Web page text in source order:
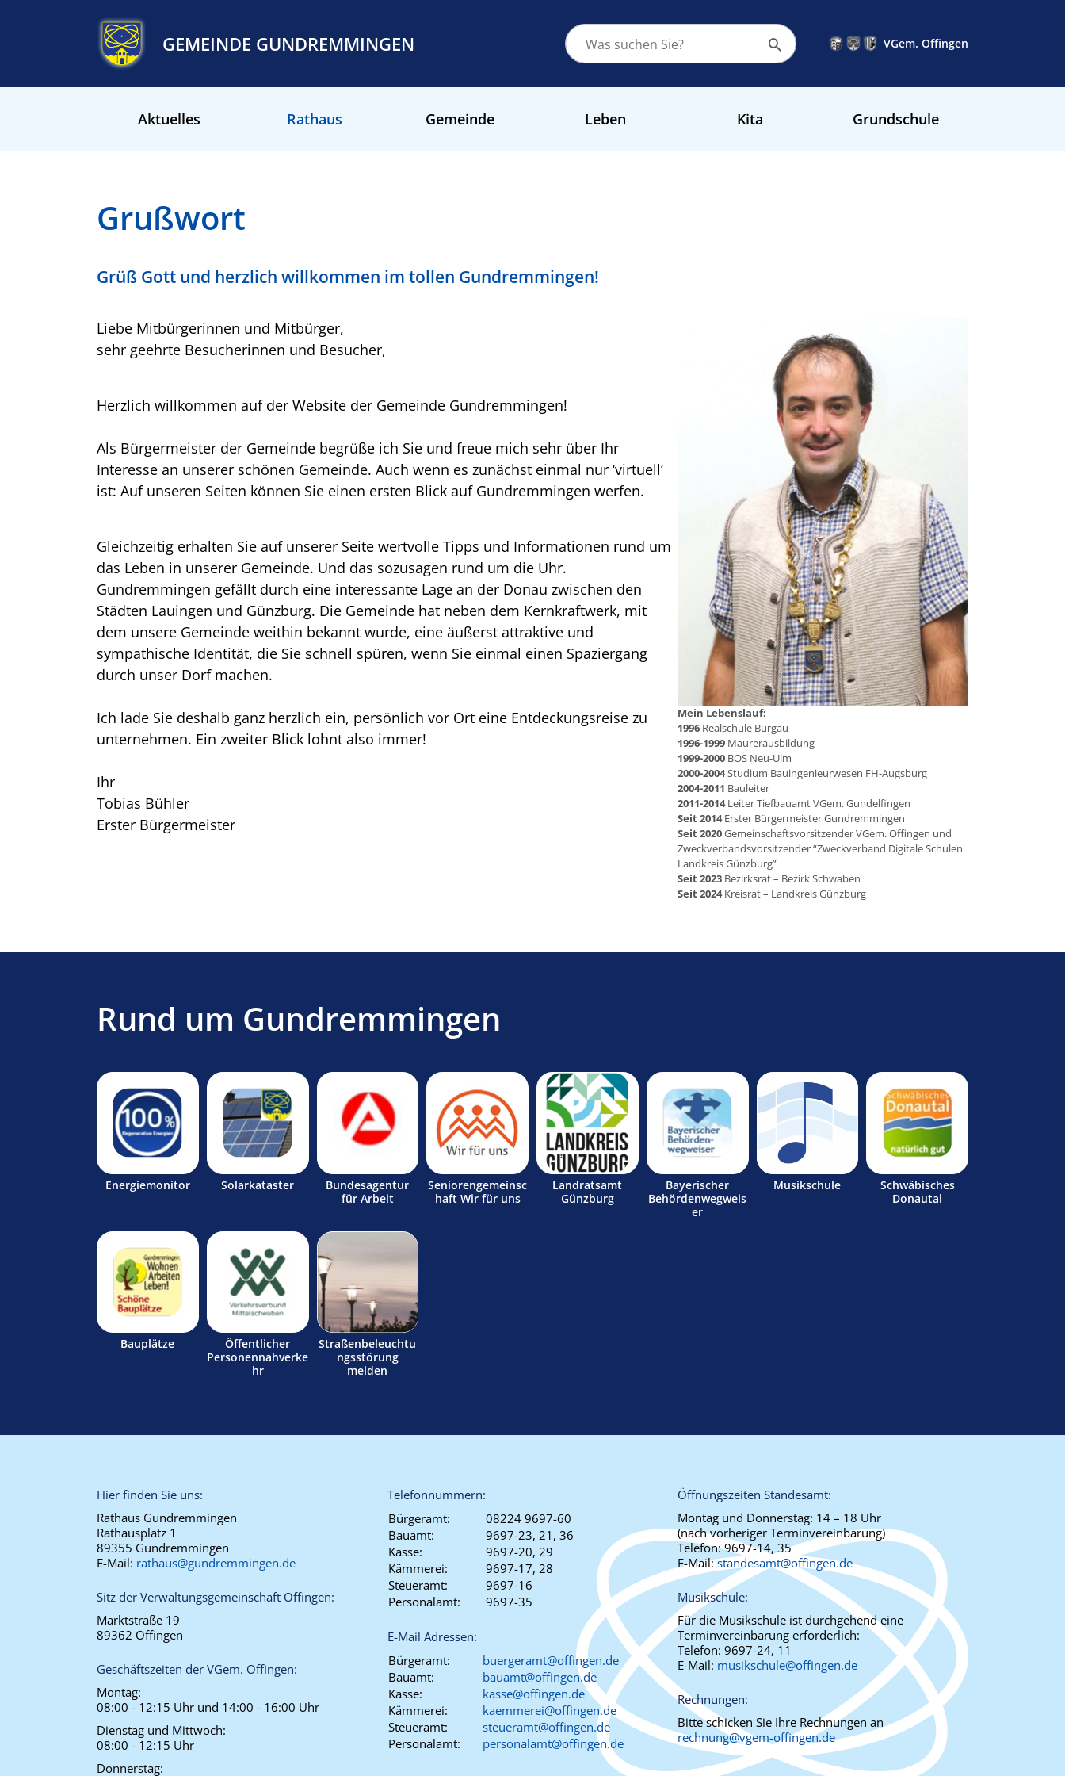
GEMEINDE GUNDREMMINGEN VGem. Offingen
Aktuelles Rathaus Gemeinde Leben Kita Grundschule
Grußwort
Grüß Gott und herzlich willkommen im tollen Gundremmingen!
Liebe Mitbürgerinnen und Mitbürger,
sehr geehrte Besucherinnen und Besucher,
Herzlich willkommen auf der Website der Gemeinde Gundremmingen!
Als Bürgermeister der Gemeinde begrüße ich Sie und freue mich sehr über Ihr
Interesse an unserer schönen Gemeinde. Auch wenn es zunächst einmal nur ‘virtuell’
ist: Auf unseren Seiten können Sie einen ersten Blick auf Gundremmingen werfen.
Gleichzeitig erhalten Sie auf unserer Seite wertvolle Tipps und Informationen rund um
das Leben in unserer Gemeinde. Und das sozusagen rund um die Uhr.
Gundremmingen gefällt durch eine interessante Lage an der Donau zwischen den
Städten Lauingen und Günzburg. Die Gemeinde hat neben dem Kernkraftwerk, mit
dem unsere Gemeinde weithin bekannt wurde, eine äußerst attraktive und
sympathische Identität, die Sie schnell spüren, wenn Sie einmal einen Spaziergang
durch unser Dorf machen.
Ich lade Sie deshalb ganz herzlich ein, persönlich vor Ort eine Entdeckungsreise zu
unternehmen. Ein zweiter Blick lohnt also immer!
Ihr
Tobias Bühler
Erster Bürgermeister
Mein Lebenslauf:
1996 Realschule Burgau
1996-1999 Maurerausbildung
1999-2000 BOS Neu-Ulm
2000-2004Studium Bauingenieurwesen FH-Augsburg
2004-2011 Bauleiter
2011-2014Leiter Tiefbauamt VGem. Gundelfingen
Seit 2014Erster Bürgermeister Gundremmingen
Seit 2020Gemeinschaftsvorsitzender VGem. Offingen und
Zweckverbandsvorsitzender “Zweckverband Digitale Schulen
Landkreis Günzburg”
Seit 2023 Bezirksrat – Bezirk Schwaben
Seit 2024Kreisrat – Landkreis Günzburg
Rund um Gundremmingen
Energiemonitor Solarkataster
Bundesagentur
für Arbeit
Seniorengemeinsc
haft Wir für uns
Landratsamt
Günzburg
Bayerischer
Behördenwegweis
er
Musikschule
Schwäbisches
Donautal
Bauplätze
Öffentlicher
Personennahverke
hr
Straßenbeleuchtu
ngsstörung
melden
Hier finden Sie uns:
Rathaus Gundremmingen
Rathausplatz 1
89355 Gundremmingen
E-Mail: rathaus@gundremmingen.de
Sitz der Verwaltungsgemeinschaft Offingen:
Marktstraße 19
89362 Offingen
Geschäftszeiten der VGem. Offingen:
Montag:
08:00 - 12:15 Uhr und 14:00 - 16:00 Uhr
Dienstag und Mittwoch:
08:00 - 12:15 Uhr
Donnerstag:
Telefonnummern:
Bürgeramt:
08224 9697-60
Bauamt:
9697-23, 21, 36
Kasse:
9697-20, 29
Kämmerei:
9697-17, 28
Steueramt:
9697-16
Personalamt:
9697-35
E-Mail Adressen:
Bürgeramt:
buergeramt@offingen.de
Bauamt:
bauamt@offingen.de
Kasse:
kasse@offingen.de
Kämmerei:
kaemmerei@offingen.de
Steueramt:
steueramt@offingen.de
Personalamt:
personalamt@offingen.de
Öffnungszeiten Standesamt:
Montag und Donnerstag: 14 – 18 Uhr
(nach vorheriger Terminvereinbarung)
Telefon:9697-14, 35
E-Mail:standesamt@offingen.de
Musikschule:
Für die Musikschule ist durchgehend eine
Terminvereinbarung erforderlich:
Telefon:9697-24, 11
E-Mail: musikschule@offingen.de
Rechnungen:
Bitte schicken Sie Ihre Rechnungen an
rechnung@vgem-offingen.de